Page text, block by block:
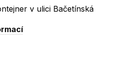
v ulici Bačetínská